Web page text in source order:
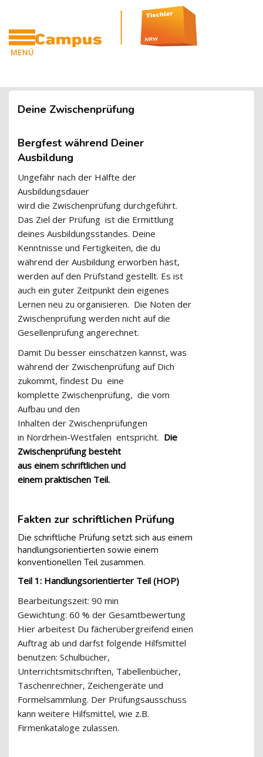
MENÜ
Zum Hauptinhalt
Blöcke
Blöcke
Deine Zwischenprüfung
Bergfest während Deiner
Ausbildung
Ungefähr nach der Hälfte der
Ausbildungsdauer
wird die Zwischenprüfung durchgeführt.
Das Ziel der Prüfung ist die Ermittlung
deines Ausbildungsstandes. Deine
Kenntnisse und Fertigkeiten, die du
während der Ausbildung erworben hast,
werden auf den Prüfstand gestellt. Es ist
auch ein guter Zeitpunkt dein eigenes
Lernen neu zu organisieren. Die Noten der
Zwischenprüfung werden nicht auf die
Gesellenprüfung angerechnet.
Damit Du besser einschätzen kannst, was
während der Zwischenprüfung auf Dich
zukommt, findest Du eine
komplette Zwischenprüfung, die vom
Aufbau und den
Inhalten der Zwischenprüfungen
in Nordrhein-Westfalen entspricht. Die
Zwischenprüfung besteht
aus einem schriftlichen und
einem praktischen Teil.
Fakten zur schriftlichen Prüfung
Die schriftliche Prüfung setzt sich aus einem
handlungsorientierten sowie einem
konventionellen Teil zusammen.
Teil 1: Handlungsorientierter Teil (HOP)
Bearbeitungszeit: 90 min
Gewichtung: 60 % der Gesamtbewertung
Hier arbeitest Du fächerübergreifend einen
Auftrag ab und darfst folgende Hilfsmittel
benutzen: Schulbücher,
Unterrichtsmitschriften, Tabellenbücher,
Taschenrechner, Zeichengeräte und
Formelsammlung. Der Prüfungsausschuss
kann weitere Hilfsmittel, wie z.B.
Firmenkataloge zulassen.